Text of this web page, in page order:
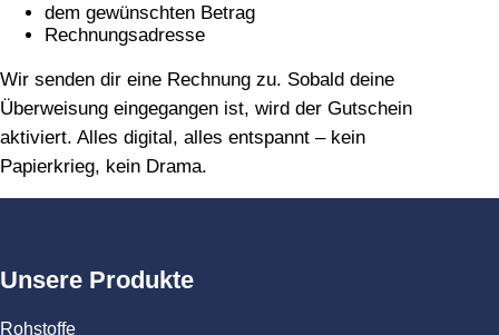
dem gewünschten Betrag
Rechnungsadresse
Wir senden dir eine Rechnung zu. Sobald deine
Überweisung eingegangen ist, wird der Gutschein
aktiviert. Alles digital, alles entspannt – kein
Papierkrieg, kein Drama.
Unsere Produkte
Rohstoffe